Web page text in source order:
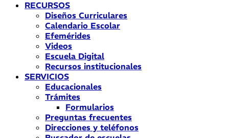
RECURSOS
Diseños Curriculares
Calendario Escolar
Efemérides
Videos
Escuela Digital
Recursos institucionales
SERVICIOS
Educacionales
Trámites
Formularios
Preguntas frecuentes
Direcciones y teléfonos